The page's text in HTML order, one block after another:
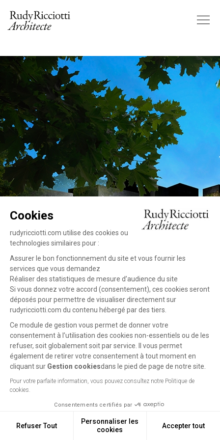
Conservatory Henri
Tomasi
Ajaccio (FR), 2018 - In
Previous
Next
Cookies
rudyricciotti.com utilise des cookies ou
technologies similaires pour :
Assurer le bon fonctionnement du site et vous fournir les
services que vous demandez
Réaliser des statistiques de mesure d’audience du site
Si vous donnez votre accord (consentement), ces cookies seront
déposés pour permettre de visualiser directement sur
rudyricciotti.com du contenu hébergé par des tiers.
Ce module de gestion vous permet de donner votre
consentement à l’utilisation des cookies non-essentiels ou de les
refuser, soit globalement soit par service. Il vous permet
également de retirer votre consentement à tout moment en
cliquant sur Gestion cookiesdans le pied de page de notre site.
Pour votre parfaite information, vous pouvez consultez notre Politique de
cookies.
Consentements certifiés par
Refuser Tout
Personnaliser les
cookies
Accepter tout